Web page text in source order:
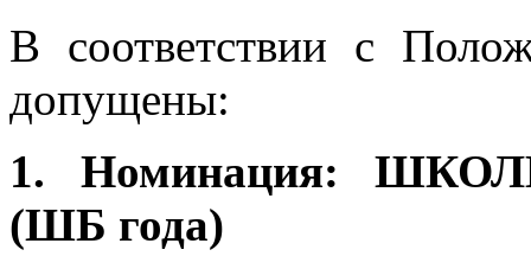
В соответствии с
допущены:
1. Номинация:
(ШБ года)